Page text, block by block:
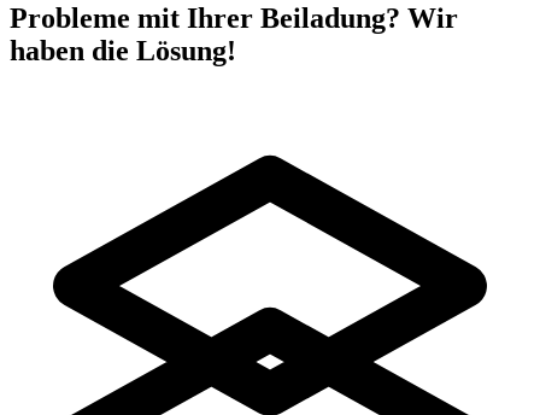
Probleme mit Ihrer Beiladung? Wir
haben die Lösung!